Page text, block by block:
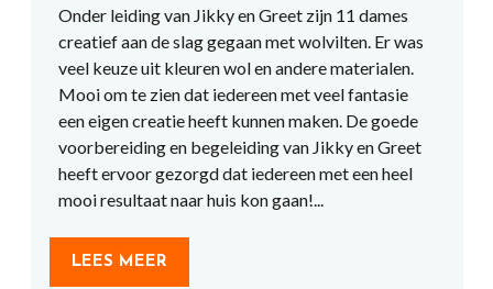
Onder leiding van Jikky en Greet zijn 11 dames
creatief aan de slag gegaan met wolvilten. Er was
veel keuze uit kleuren wol en andere materialen.
Mooi om te zien dat iedereen met veel fantasie
een eigen creatie heeft kunnen maken. De goede
voorbereiding en begeleiding van Jikky en Greet
heeft ervoor gezorgd dat iedereen met een heel
mooi resultaat naar huis kon gaan!...
LEES MEER